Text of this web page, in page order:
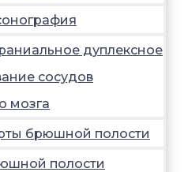
дуплексное
сосудов
мозга
брюшной полости
полости